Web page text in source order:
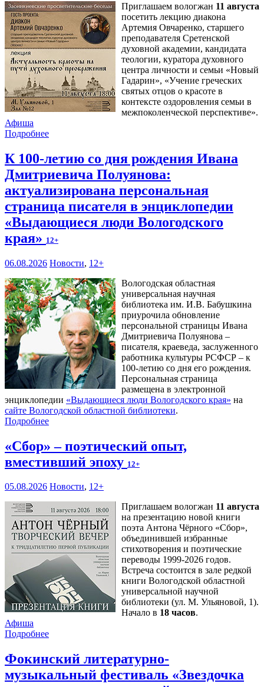
Приглашаем вологжан 11 августа
посетить лекцию диакона
Артемия Овчаренко, старшего
преподавателя Сретенской
духовной академии, кандидата
теологии, куратора духовного
центра личности и семьи «Новый
Гадарин», «Учение греческих
святых отцов о красоте в
контексте оздоровления семьи в
межпоколенческой перспективе».
Афиша
Подробнее
К 100-летию со дня рождения Ивана
Дмитриевича Полуянова:
актуализирована персональная
страница писателя в энциклопедии
«Выдающиеся люди Вологодского
края» 12+
06.08.2026 Новости, 12+
Вологодская областная
универсальная научная
библиотека им. И.В. Бабушкина
приурочила обновление
персональной страницы Ивана
Дмитриевича Полуянова –
писателя, краеведа, заслуженного
работника культуры РСФСР – к
100‑летию со дня его рождения.
Персональная страница
размещена в электронной
энциклопедии «Выдающиеся люди Вологодского края» на
сайте Вологодской областной библиотеки.
Подробнее
«Сбор» – поэтический опыт,
вместивший эпоху 12+
05.08.2026 Новости, 12+
Приглашаем вологжан 11 августа
на презентацию новой книги
поэта Антона Чёрного «Сбор»,
объединившей избранные
стихотворения и поэтические
переводы 1999-2026 годов.
Встреча состоится в зале редкой
книги Вологодской областной
универсальной научной
библиотеки (ул. М. Ульяновой, 1).
Начало в 18 часов.
Афиша
Подробнее
Фокинский литературно-
музыкальный фестиваль «Звездочка